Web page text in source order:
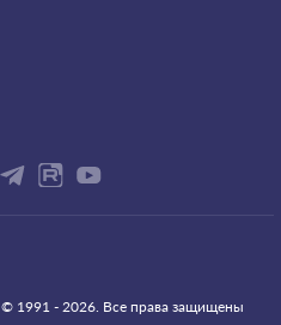
© 1991 - 2026. Все права защищены